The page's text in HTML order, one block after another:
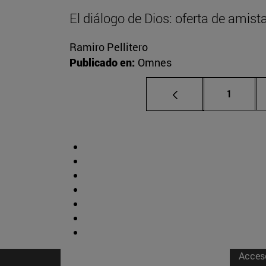
El diálogo de Dios: oferta de
Ramiro Pellitero
Publicado en: Omnes
Página
1